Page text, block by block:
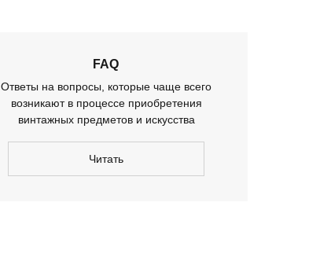
FAQ
Ответы на вопросы, которые чаще всего
возникают в процессе приобретения
винтажных предметов и искусства
Читать